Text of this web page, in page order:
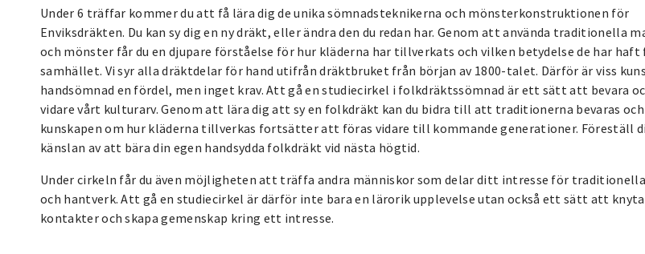
Under 6 träffar kommer du att få lära dig de unika sömnadsteknikerna och mönsterkonstruktionen för
Enviksdräkten. Du kan sy dig en ny dräkt, eller ändra den du redan har. Genom att använda traditionella
och mönster får du en djupare förståelse för hur kläderna har tillverkats och vilken betydelse de har haft
samhället. Vi syr alla dräktdelar för hand utifrån dräktbruket från början av 1800-talet. Därför är viss
handsömnad en fördel, men inget krav. Att gå en studiecirkel i folkdräktssömnad är ett sätt att bevara
vidare vårt kulturarv. Genom att lära dig att sy en folkdräkt kan du bidra till att traditionerna bevaras
kunskapen om hur kläderna tillverkas fortsätter att föras vidare till kommande generationer. Föreställ
känslan av att bära din egen handsydda folkdräkt vid nästa högtid.
Under cirkeln får du även möjligheten att träffa andra människor som delar ditt intresse för
och hantverk. Att gå en studiecirkel är därför inte bara en lärorik upplevelse utan också ett sätt att knyta
kontakter och skapa gemenskap kring ett intresse.